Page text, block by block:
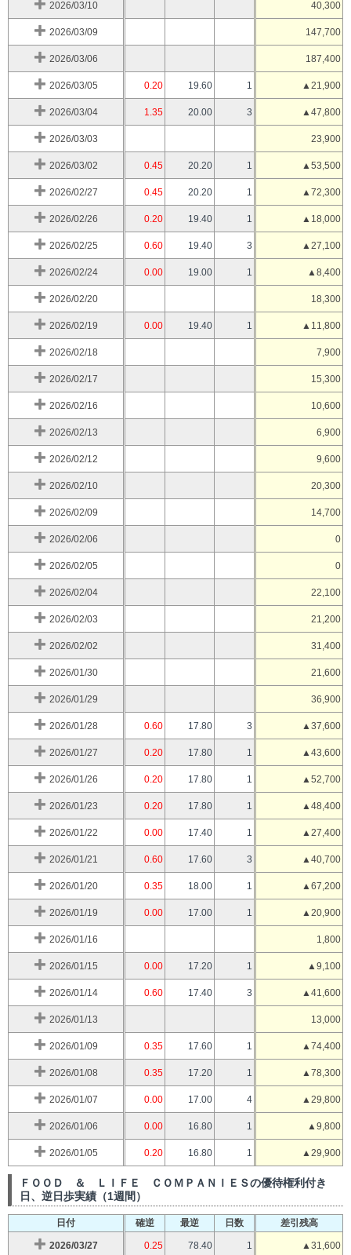
2026/03/10 40,300
2026/03/09 147,700
2026/03/06 187,400
2026/03/05 0.20 19.60 1 ▲21,900
2026/03/04 1.35 20.00 3 ▲47,800
2026/03/03 23,900
2026/03/02 0.45 20.20 1 ▲53,500
2026/02/27 0.45 20.20 1 ▲72,300
2026/02/26 0.20 19.40 1 ▲18,000
2026/02/25 0.60 19.40 3 ▲27,100
2026/02/24 0.00 19.00 1 ▲8,400
2026/02/20 18,300
2026/02/19 0.00 19.40 1 ▲11,800
2026/02/18 7,900
2026/02/17 15,300
2026/02/16 10,600
2026/02/13 6,900
2026/02/12 9,600
2026/02/10 20,300
2026/02/09 14,700
2026/02/06 0
2026/02/05 0
2026/02/04 22,100
2026/02/03 21,200
2026/02/02 31,400
2026/01/30 21,600
2026/01/29 36,900
2026/01/28 0.60 17.80 3 ▲37,600
2026/01/27 0.20 17.80 1 ▲43,600
2026/01/26 0.20 17.80 1 ▲52,700
2026/01/23 0.20 17.80 1 ▲48,400
2026/01/22 0.00 17.40 1 ▲27,400
2026/01/21 0.60 17.60 3 ▲40,700
2026/01/20 0.35 18.00 1 ▲67,200
2026/01/19 0.00 17.00 1 ▲20,900
2026/01/16 1,800
2026/01/15 0.00 17.20 1 ▲9,100
2026/01/14 0.60 17.40 3 ▲41,600
2026/01/13 13,000
2026/01/09 0.35 17.60 1 ▲74,400
2026/01/08 0.35 17.20 1 ▲78,300
2026/01/07 0.00 17.00 4 ▲29,800
2026/01/06 0.00 16.80 1 ▲9,800
2026/01/05 0.20 16.80 1 ▲29,900
ＦＯＯＤ ＆ ＬＩＦＥ ＣＯＭＰＡＮＩＥＳの優待権利付き
日、逆日歩実績（1週間）
日付 確逆 最逆 日数 差引残高
2026/03/27 0.25 78.40 1 ▲31,600